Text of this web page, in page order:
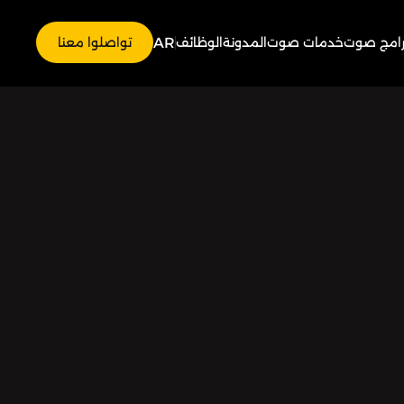
صوتخدمات صوتالمدونةالوظائفAR تواصلوا معنا